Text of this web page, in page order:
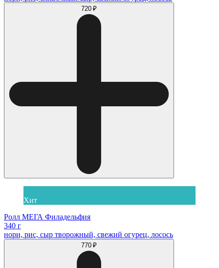
720 ₽
Хит
Ролл МЕГА Филадельфия
340 г
нори, рис, сыр творожный, свежий огурец, лосось
770 ₽